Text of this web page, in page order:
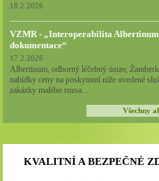
18.2.2026
VZMR - „Interoperabilita
dokumentace“
17.2.2026
Albertinum, odborný léčebný ústav,
nabídky ceny na poskytnutí níže uvedené
zakázky malého rozsa...
Všechny
KVALITNÍ A BEZPEČNÉ